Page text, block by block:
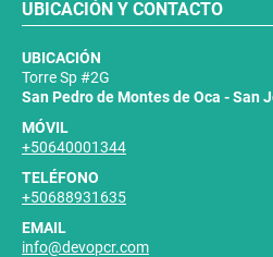
UBICACIÓN Y CONTACTO
UBICACIÓN
Torre Sp #2G
San Pedro de Montes de Oca - San
MÓVIL
+50640001344
TELÉFONO
+50688931635
EMAIL
info@devopcr.com